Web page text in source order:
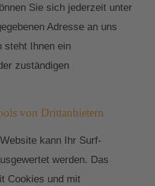
Sie sich jederzeit unter
Adresse an uns
steht Ihnen ein
zuständigen
von Drittanbietern
kann Ihr Surf-
werden. Das
Cookies und mit